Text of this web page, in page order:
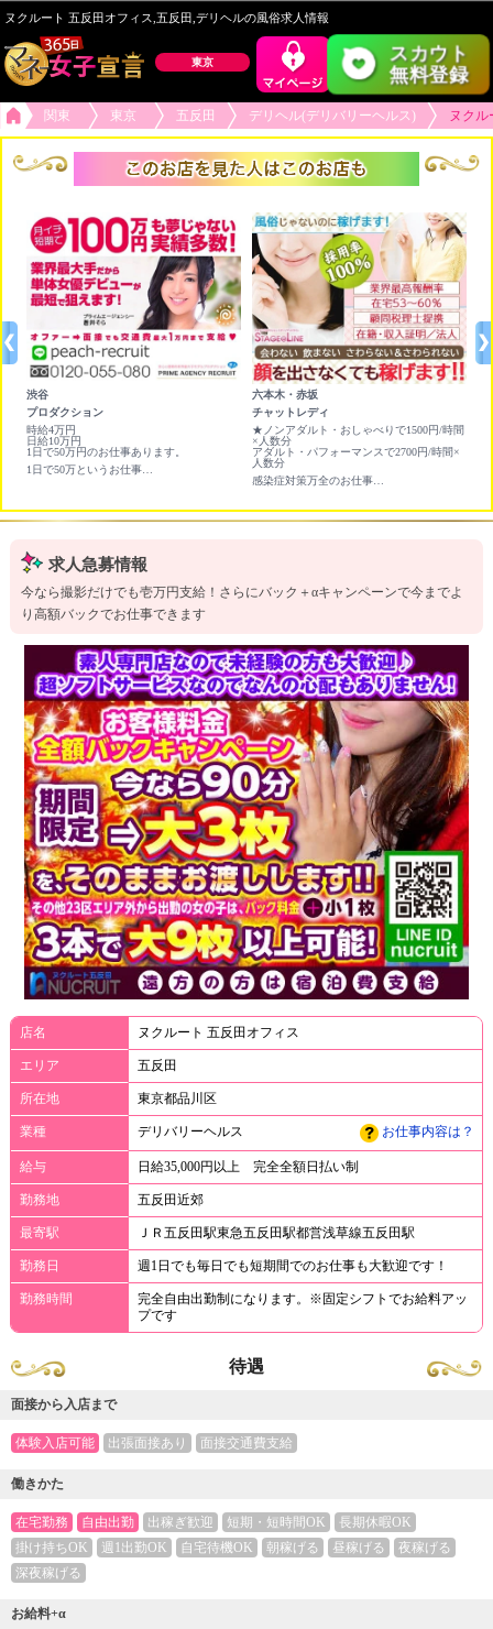
ヌクルート 五反田オフィス,五反田,デリヘルの風俗求人情報
東京 スカウト
無料登録
関東 東京 五反田 デリヘル(デリバリーヘルス) ヌク
渋谷
プロダクション
時給4万円
日給10万円
1日で50万円のお仕事あります。
六本木・赤坂
チャットレディ
★ノンアダルト・おしゃべりで1500円/時間
×人数分
アダルト・パフォーマンスで2700円/時間×
人数分
求人急募情報
今なら撮影だけでも壱万円支給！さらにバック＋αキャンペーンで今までよ
り高額バックでお仕事できます
店名 ヌクルート 五反田オフィス
エリア 五反田
所在地 東京都品川区
業種 デリバリーヘルス お仕事内容は？
給与 日給35,000円以上 完全全額日払い制
勤務地 五反田近郊
最寄駅 ＪＲ五反田駅東急五反田駅都営浅草線五反田駅
勤務日 週1日でも毎日でも短期間でのお仕事も大歓迎です！
勤務時間
完全自由出勤制になります。※固定シフトでお給料アッ
プです
待遇
面接から入店まで
体験入店可能 出張面接あり 面接交通費支給
働きかた
在宅勤務 自由出勤 出稼ぎ歓迎 短期・短時間OK
長期休暇OK
掛け持ちOK
週1出勤OK 自宅待機OK 朝稼げる 昼稼げる
夜稼げる
深夜稼げる
お給料+α